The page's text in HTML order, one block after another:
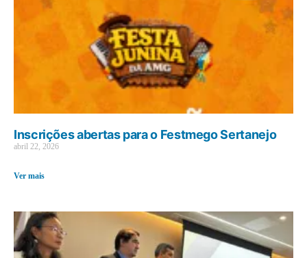
Inscrições abertas para o Festmego Sertanejo
abril 22, 2026
Ver mais